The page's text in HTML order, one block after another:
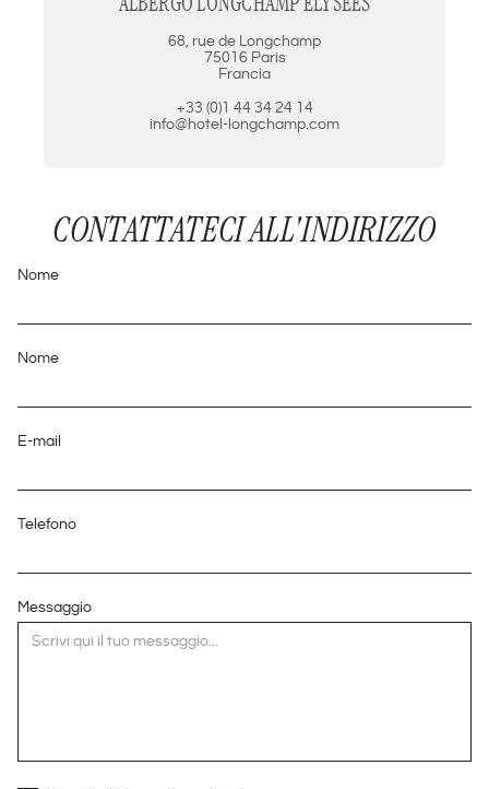
CONTATTATECI ALL'INDIRIZZO
Nome
Nome
E-mail
Telefono
Messaggio
ALBERGO LONGCHAMP ÉLYSÉES
68, rue de Longchamp
75016 Paris
Francia
+33 (0)1 44 34 24 14
info@hotel-longchamp.com